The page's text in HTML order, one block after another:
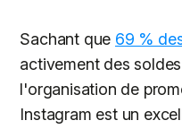
Sachant que 69 %
activement des
l'organisation de
Instagram est un